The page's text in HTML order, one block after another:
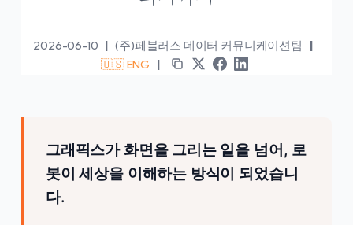
2026-06-10 | (주)페블러스 데이터 커뮤니케이션팀
|
🇺🇸 ENG |
그래픽스가 화면을 그리는 일을 넘어, 로
봇이 세상을 이해하는 방식이 되었습니
다.